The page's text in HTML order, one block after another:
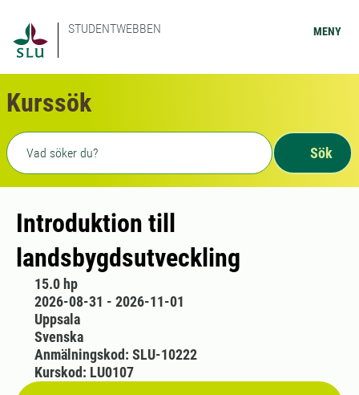
STUDENTWEBBEN MENY
Kurssök
Fritext sökning
Sök
Introduktion till
landsbygdsutveckling
15.0 hp
2026-08-31 - 2026-11-01
Uppsala
Svenska
Anmälningskod: SLU-10222
Kurskod: LU0107